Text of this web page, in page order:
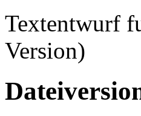
Textentwurf
Version)